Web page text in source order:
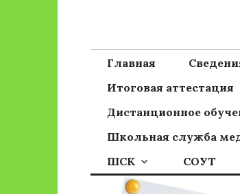
Сайт
Главная
Итоговая аттестация
Дистанционное
Школьная служба
ШСК
СОУТ